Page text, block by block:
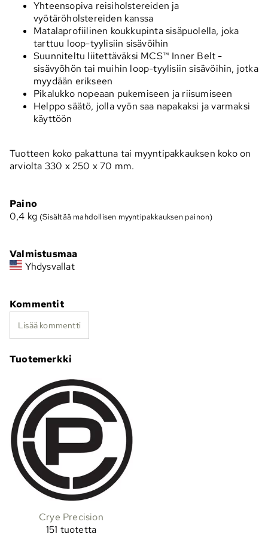
Yhteensopiva reisiholstereiden ja
vyötäröholstereiden kanssa
Matalaprofiilinen koukkupinta sisäpuolella, joka
tarttuu loop-tyylisiin sisävöihin
Suunniteltu liitettäväksi MCS™ Inner Belt -
sisävyöhön tai muihin loop-tyylisiin sisävöihin, jotka
myydään erikseen
Pikalukko nopeaan pukemiseen ja riisumiseen
Helppo säätö, jolla vyön saa napakaksi ja varmaksi
käyttöön
Tuotteen koko pakattuna tai myyntipakkauksen koko on
arviolta 330 x 250 x 70 mm.
Paino
0,4 kg (Sisältää mahdollisen myyntipakkauksen painon)
Valmistusmaa
Yhdysvallat
Kommentit
Lisää kommentti
Tuotemerkki
Crye Precision
151 tuotetta